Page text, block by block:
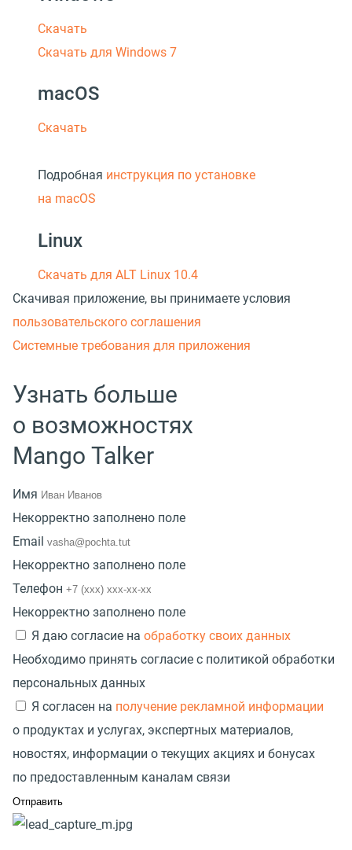
Скачать
Скачать для Windows 7
macOS
Скачать
Подробная инструкция по установке
на macOS
Linux
Скачать для ALT Linux 10.4
Скачивая приложение, вы принимаете условия
пользовательского соглашения
Системные требования для приложения
Узнать больше
о возможностях
Mango Talker
Имя
Некорректно заполнено поле
Email
Некорректно заполнено поле
Телефон
Некорректно заполнено поле
Я даю согласие на обработку своих данных
Необходимо принять согласие с политикой обработки
персональных данных
Я согласен на получение рекламной информации
о продуктах и услугах, экспертных материалов,
новостях, информации о текущих акциях и бонусах
по предоставленным каналам связи